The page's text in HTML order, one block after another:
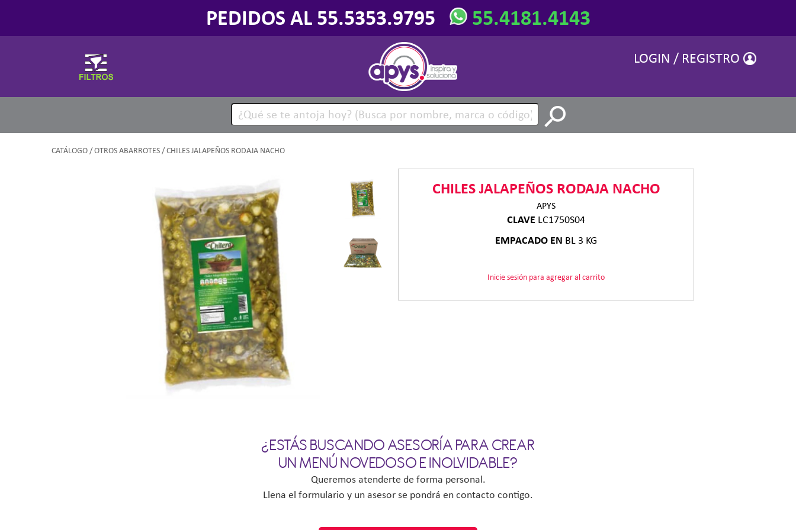
PEDIDOS AL 55.5353.9795 55.4181.4143
LOGIN / REGISTRO
CATÁLOGO/OTROS ABARROTES/ CHILES JALAPEÑOS RODAJA NACHO
CHILES JALAPEÑOS RODAJA NACHO
APYS
CLAVE LC1750S04
EMPACADO EN BL 3 KG
Inicie sesión para agregar al carrito
¿ESTÁS BUSCANDO ASESORÍA PARA CREAR
UN MENÚ NOVEDOSO E INOLVIDABLE?
Queremos atenderte de forma personal.
Llena el formulario y un asesor se pondrá en contacto contigo.